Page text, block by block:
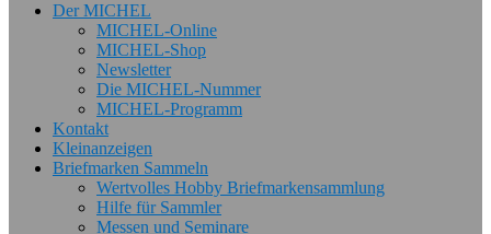
Der MICHEL
MICHEL-Online
MICHEL-Shop
Newsletter
Die MICHEL-Nummer
MICHEL-Programm
Kontakt
Kleinanzeigen
Briefmarken Sammeln
Wertvolles Hobby Briefmarkensammlung
Hilfe für Sammler
Messen und Seminare